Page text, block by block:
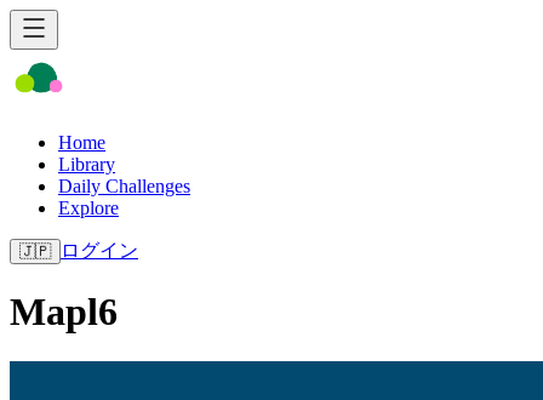
Home
Library
Daily Challenges
Explore
🇯🇵 ログイン
Mapl6